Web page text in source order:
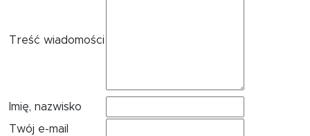
Treść wiadomości
Imię, nazwisko
Twój e-mail